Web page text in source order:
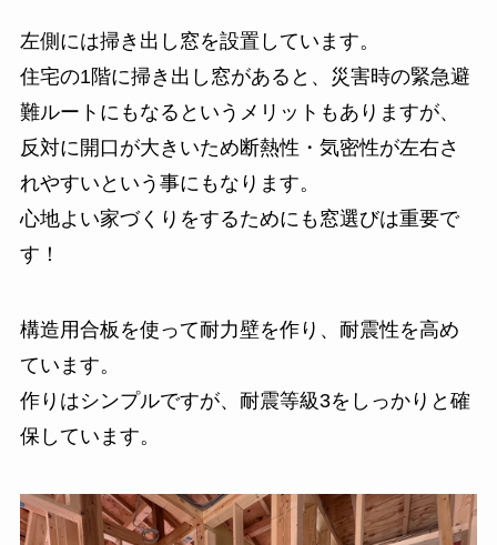
左側には掃き出し窓を設置しています。
住宅の1階に掃き出し窓があると、災害時の緊急避
難ルートにもなるというメリットもありますが、
反対に開口が大きいため断熱性・気密性が左右さ
れやすいという事にもなります。
心地よい家づくりをするためにも窓選びは重要で
す！
構造用合板を使って耐力壁を作り、耐震性を高め
ています。
作りはシンプルですが、耐震等級3をしっかりと確
保しています。